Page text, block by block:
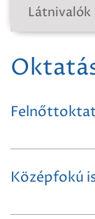
Látnivalók
Középfokú